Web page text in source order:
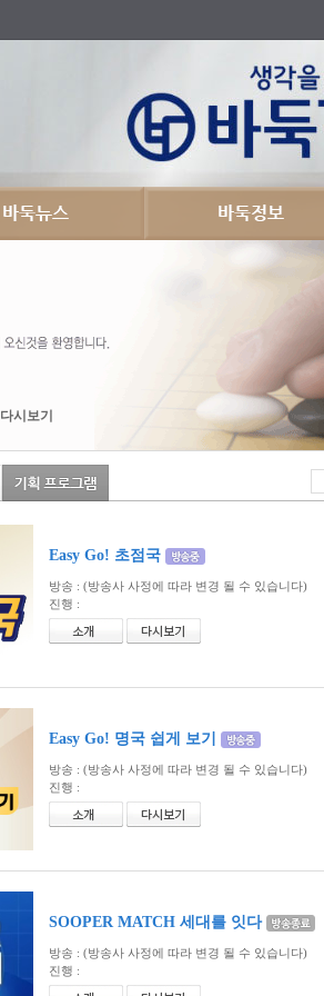
다시보기
Easy Go! 초점국
방송 : (방송사 사정에 따라 변경 될 수 있습니다)
진행 :
Easy Go! 명국 쉽게 보기
방송 : (방송사 사정에 따라 변경 될 수 있습니다)
진행 :
SOOPER MATCH 세대를 잇다
방송 : (방송사 사정에 따라 변경 될 수 있습니다)
진행 :